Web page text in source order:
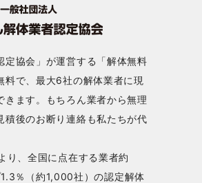
定協会」が運営する「解体無料
料で、最大6社の解体業者に現
きます。もちろん業者から無理
積後のお断り連絡も私たちが代
り、全国に点在する業者約
％（約1,000社）の認定解体